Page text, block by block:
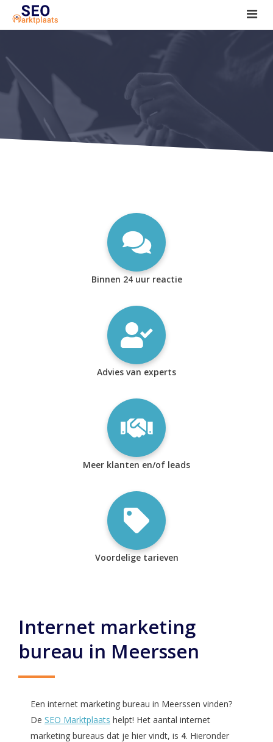
SEO tools reviews
Marketeer bij jou in de buurt?
Offerte
1. Seo voor beginners +
2. Onderzoeken +
Binnen 24 uur reactie
Advies van experts
Meer klanten en/of leads
Voordelige tarieven
Internet marketing
bureau in Meerssen
Een internet marketing bureau in Meerssen vinden?
De SEO Marktplaats helpt! Het aantal internet
marketing bureaus dat je hier vindt, is 4. Hieronder